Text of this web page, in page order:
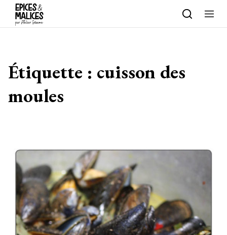
Skip to content
Étiquette : cuisson des
moules